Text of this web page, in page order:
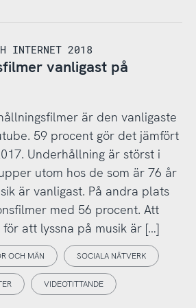
INTERNET 2018
vanligast på
är den vanligaste
59 procent gör det jämfört
Underhållning är störst i
utom hos de som är 76 år
är vanligast. På andra plats
med 56 procent. Att
att lyssna på musik är […]
OCH MÄN SOCIALA NÄTVERK
VIDEOTITTANDE